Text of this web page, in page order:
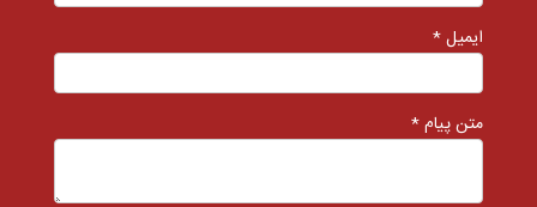
ایمیل *
متن پیام *